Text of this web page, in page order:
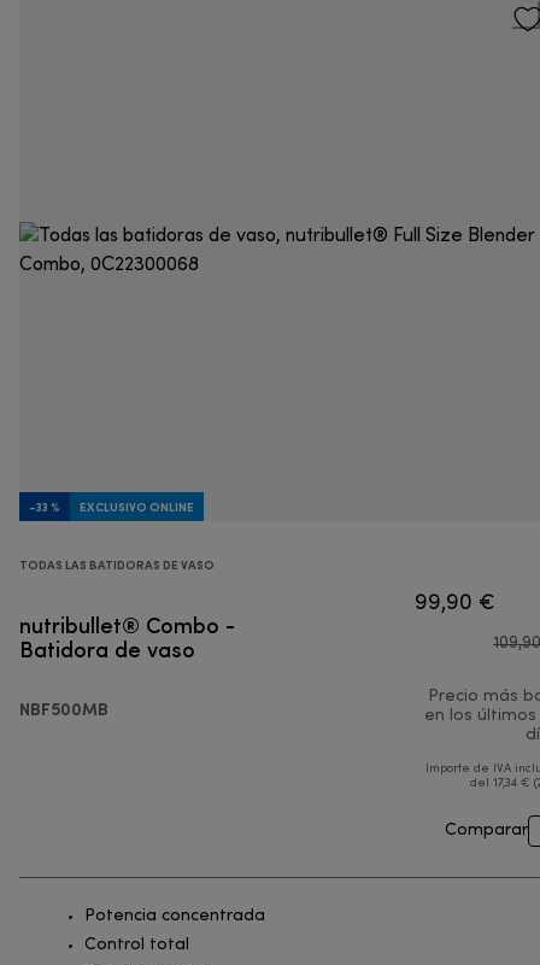
-33 % EXCLUSIVO ONLINE
TODAS LAS BATIDORAS DE VASO
nutribullet® Combo -
Batidora de vaso
NBF500MB
99,90 €
Precio más
en los últimos
Importe de IVA
del 17,34 €
Comparar
Potencia concentrada
Control total